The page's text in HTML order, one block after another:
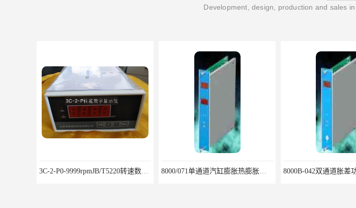
Development, design, production and sales
3C-2-P0-9999rpmJB/T5220转速数字显示仪鸿泰产品性能 8000/071单通道汽缸膨胀热膨胀模块优选鸿泰顺达科技